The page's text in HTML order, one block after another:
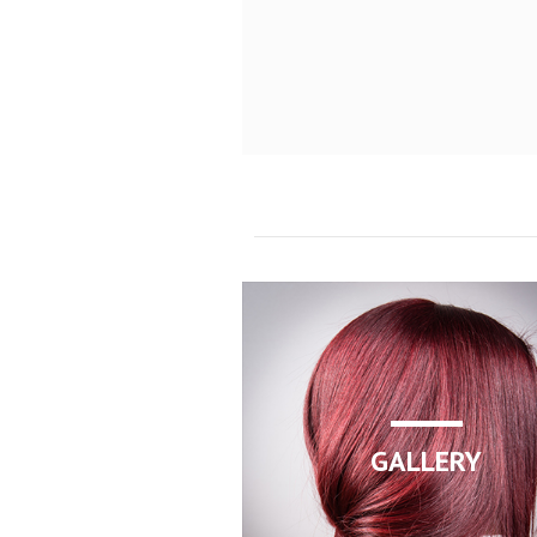
GALLERY